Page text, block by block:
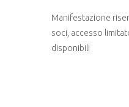
Manifestazione
soci, accesso
disponibili